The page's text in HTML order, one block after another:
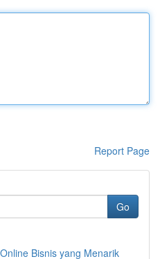
Report Page
Go
Bisnis yang Menarik